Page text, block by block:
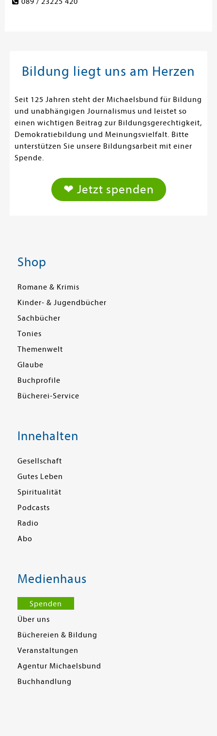
Bildung liegt uns am Herzen
Seit 125 Jahren steht der Michaelsbund für Bildung
und unabhängigen Journalismus und leistet so
einen wichtigen Beitrag zur Bildungsgerechtigkeit,
Demokratiebildung und Meinungsvielfalt. Bitte
unterstützen Sie unsere Bildungsarbeit mit einer
Spende.
❤ Jetzt spenden
Shop
Romane & Krimis
Kinder- & Jugendbücher
Sachbücher
Tonies
Themenwelt
Glaube
Buchprofile
Bücherei-Service
Innehalten
Gesellschaft
Gutes Leben
Spiritualität
Podcasts
Radio
Abo
Medienhaus
Spenden
Über uns
Büchereien & Bildung
Veranstaltungen
Agentur Michaelsbund
Buchhandlung